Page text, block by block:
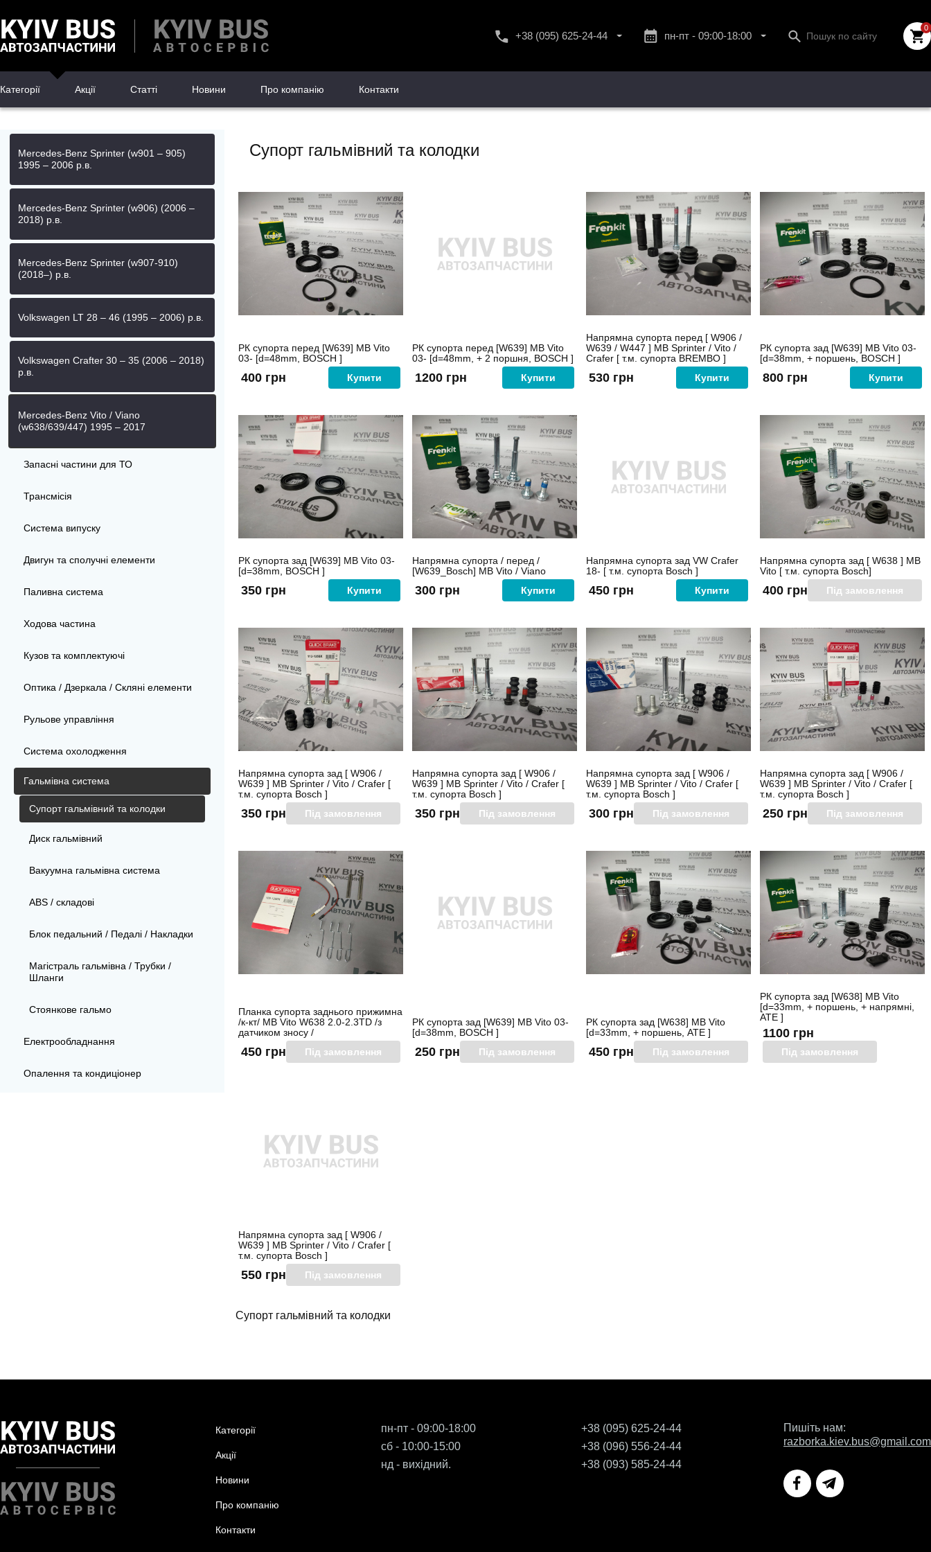
+38 (095) 625-24-44
пн-пт - 09:00-18:00
нд - вихідний.
0
Категорії Акції Статті Новини Про компанію Контакти
Mercedes-Benz Sprinter (w901 – 905)
1995 – 2006 р.в.
Mercedes-Benz Sprinter (w906) (2006 –
2018) р.в.
Mercedes-Benz Sprinter (w907-910)
(2018–) р.в.
Volkswagen LT 28 – 46 (1995 – 2006) р.в.
Volkswagen Crafter 30 – 35 (2006 – 2018)
р.в.
Mercedes-Benz Vito / Viano
(w638/639/447) 1995 – 2017
Запасні частини для ТО
Трансмісія
Система випуску
Двигун та сполучні елементи
Паливна система
Ходова частина
Кузов та комплектуючі
Оптика / Дзеркала / Скляні елементи
Рульове управління
Система охолодження
Гальмівна система
Супорт гальмівний та колодки
Диск гальмівний
Вакуумна гальмівна система
ABS / складові
Блок педальний / Педалі / Накладки
Магістраль гальмівна / Трубки /
Шланги
Стоянкове гальмо
Електрообладнання
Опалення та кондиціонер
Супорт гальмівний та колодки
РК супорта перед [W639] MB Vito
03- [d=48mm, BOSCH ]
400 грн Купити
РК супорта перед [W639] MB Vito
03- [d=48mm, + 2 поршня, BOSCH ]
1200 грн Купити
Напрямна супорта перед [ W906 /
W639 / W447 ] MB Sprinter / Vito /
Crafer [ т.м. супорта BREMBO ]
530 грн Купити
РК супорта зад [W639] MB Vito 03-
[d=38mm, + поршень, BOSCH ]
800 грн Купити
РК супорта зад [W639] MB Vito 03-
[d=38mm, BOSCH ]
350 грн Купити
Напрямна супорта / перед /
[W639_Bosch] MB Vito / Viano
300 грн Купити
Напрямна супорта зад VW Crafer
18- [ т.м. супорта Bosch ]
450 грн Купити
Напрямна супорта зад [ W638 ] MB
Vito [ т.м. супорта Bosch]
400 грн Під замовлення
Напрямна супорта зад [ W906 /
W639 ] MB Sprinter / Vito / Crafer [
т.м. супорта Bosch ]
350 грн Під замовлення
Напрямна супорта зад [ W906 /
W639 ] MB Sprinter / Vito / Crafer [
т.м. супорта Bosch ]
350 грн Під замовлення
Напрямна супорта зад [ W906 /
W639 ] MB Sprinter / Vito / Crafer [
т.м. супорта Bosch ]
300 грн Під замовлення
Напрямна супорта зад [ W906 /
W639 ] MB Sprinter / Vito / Crafer [
т.м. супорта Bosch ]
250 грн Під замовлення
Планка супорта заднього прижимна
/к-кт/ MB Vito W638 2.0-2.3TD /з
датчиком зносу /
450 грн Під замовлення
РК супорта зад [W639] MB Vito 03-
[d=38mm, BOSCH ]
250 грн Під замовлення
РК супорта зад [W638] MB Vito
[d=33mm, + поршень, ATE ]
450 грн Під замовлення
РК супорта зад [W638] MB Vito
[d=33mm, + поршень, + напрямні,
ATE ]
1100 грн
Під замовлення
Напрямна супорта зад [ W906 /
W639 ] MB Sprinter / Vito / Crafer [
т.м. супорта Bosch ]
550 грн Під замовлення
Супорт гальмівний та колодки
Категорії
Акції
Новини
Про компанію
Контакти
пн-пт - 09:00-18:00
сб - 10:00-15:00
нд - вихідний.
+38 (095) 625-24-44
+38 (096) 556-24-44
+38 (093) 585-24-44
Пишіть нам:
razborka.kiev.bus@gmail.com